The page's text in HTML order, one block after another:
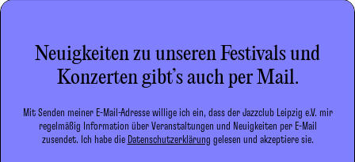
Neuigkeiten zu unseren Festivals und
Konzerten gibt’s auch per Mail.
Mit Senden meiner E-Mail-Adresse willige ich ein, dass der Jazzclub Leipzig e.V. mir
regelmäßig Information über Veranstaltungen und Neuigkeiten per E-Mail
zusendet. Ich habe die Datenschutzerklärung gelesen und akzeptiere sie.